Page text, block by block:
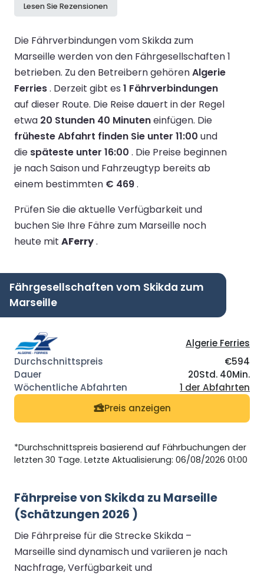
Lesen Sie Rezensionen
Die Fährverbindungen vom Skikda zum
Marseille werden von den Fährgesellschaften 1
betrieben. Zu den Betreibern gehörenAlgerie
Ferries. Derzeit gibt es 1 Fährverbindungen
auf dieser Route. Die Reise dauert in der Regel
etwa 20 Stunden 40 Minuteneinfügen. Die
früheste Abfahrt finden Sie unter 11:00 und
die späteste unter 16:00 . Die Preise beginnen
je nach Saison und Fahrzeugtyp bereits ab
einem bestimmten € 469.
Prüfen Sie die aktuelle Verfügbarkeit und
buchen Sie Ihre Fähre zum Marseille noch
heute mit AFerry.
Fährgesellschaften vom Skikda zum
Marseille
Algerie Ferries
€594
20Std. 40Min.
1 der Abfahrten
Preis anzeigen
*Durchschnittspreis basierend auf Fährbuchungen der
letzten 30 Tage. Letzte Aktualisierung: 06/08/2026 01:00
Fährpreise von Skikda zu Marseille
(Schätzungen 2026 )
Die Fährpreise für die Strecke Skikda –
Marseille sind dynamisch und variieren je nach
Nachfrage, Verfügbarkeit und